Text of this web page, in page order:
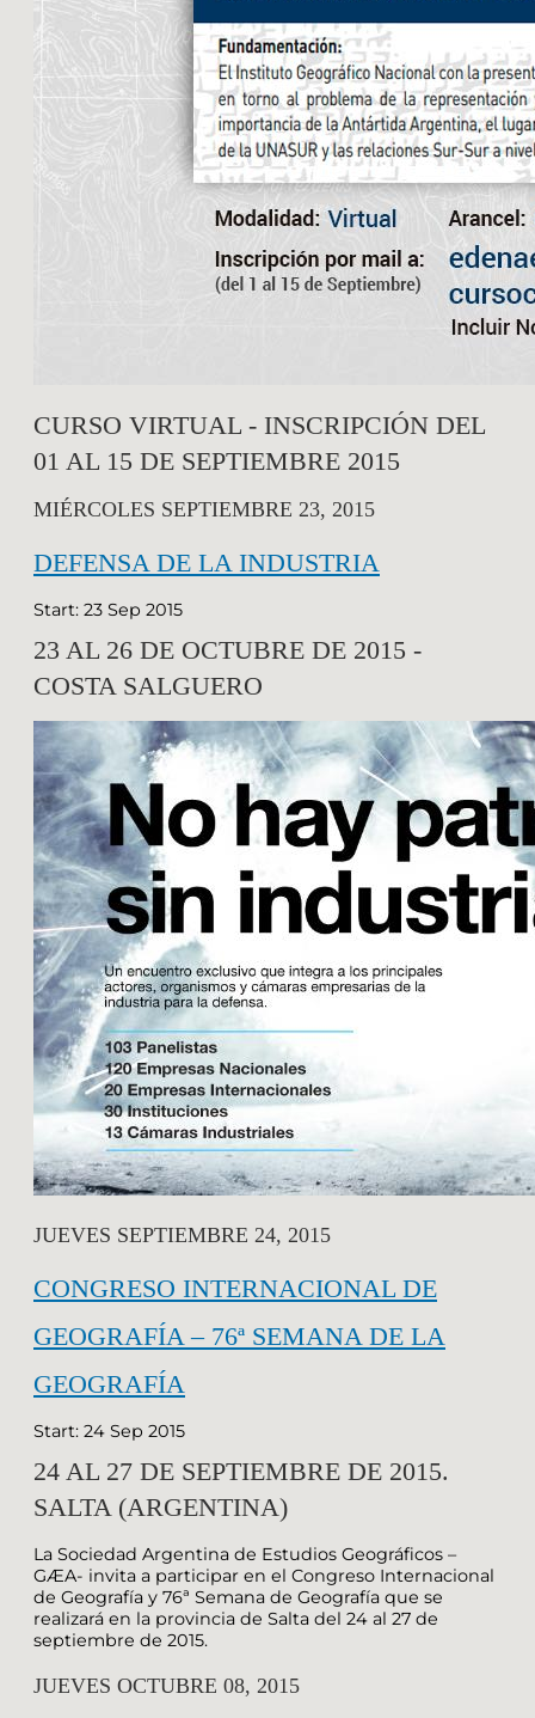
CURSO VIRTUAL - INSCRIPCIÓN DEL
01 AL 15 DE SEPTIEMBRE 2015
MIÉRCOLES SEPTIEMBRE 23, 2015
DEFENSA DE LA INDUSTRIA
Start: 23 Sep 2015
23 AL 26 DE OCTUBRE DE 2015 -
COSTA SALGUERO
JUEVES SEPTIEMBRE 24, 2015
CONGRESO INTERNACIONAL DE
GEOGRAFÍA – 76ª SEMANA DE LA
GEOGRAFÍA
Start: 24 Sep 2015
24 AL 27 DE SEPTIEMBRE DE 2015.
SALTA (ARGENTINA)
La Sociedad Argentina de Estudios Geográficos –
GÆA- invita a participar en el Congreso Internacional
de Geografía y 76ª Semana de Geografía que se
realizará en la provincia de Salta del 24 al 27 de
septiembre de 2015.
JUEVES OCTUBRE 08, 2015